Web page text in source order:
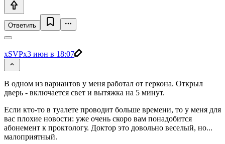
Ответить
xSVPx3 июн в 18:07
В одном из вариантов у меня работал от геркона. Открыл
дверь - включается свет и вытяжка на 5 минут.
Если кто-то в туалете проводит больше времени, то у меня для
вас плохие новости: уже очень скоро вам понадобится
абонемент к проктологу. Доктор это довольно веселый, но...
малоприятный.